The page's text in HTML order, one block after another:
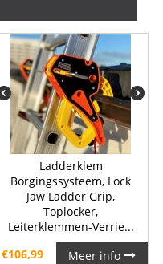
Ladderklem
Borgingssysteem, Lock
Jaw Ladder Grip,
Toplocker,
Leiterklemmen-Verrie...
€106,99 Meer info